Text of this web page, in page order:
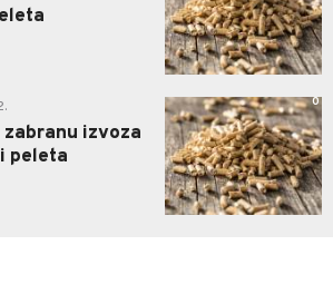
izvoza
peleta
0